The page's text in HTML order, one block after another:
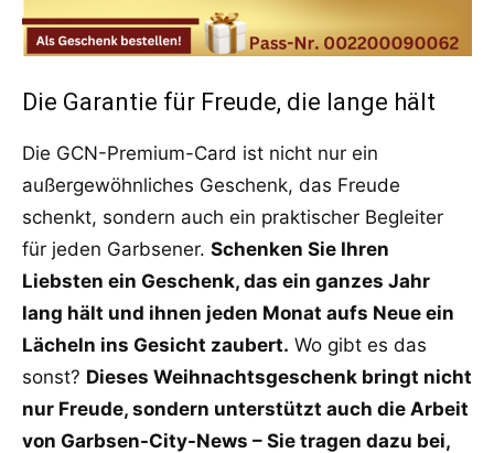
Die Garantie für Freude, die lange hält
Die GCN-Premium-Card ist nicht nur ein
außergewöhnliches Geschenk, das Freude
schenkt, sondern auch ein praktischer Begleiter
für jeden Garbsener. Schenken Sie Ihren
Liebsten ein Geschenk, das ein ganzes Jahr
lang hält und ihnen jeden Monat aufs Neue ein
Lächeln ins Gesicht zaubert. Wo gibt es das
sonst? Dieses Weihnachtsgeschenk bringt nicht
nur Freude, sondern unterstützt auch die Arbeit
von Garbsen-City-News – Sie tragen dazu bei,